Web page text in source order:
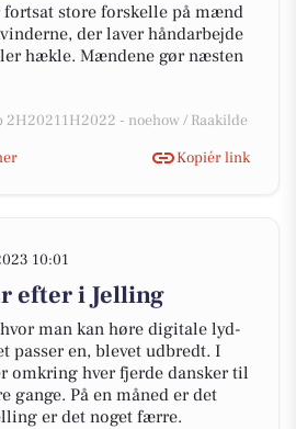
fortsat store forskelle på mænd
der laver håndarbejde
hækle. Mændene gør næsten
- noehow / Raakilde
Kopiér link
10:01
efter i Jelling
man kan høre digitale lyd-
passer en, blevet udbredt. I
omkring hver fjerde dansker til
gange. På en måned er det
er det noget færre.